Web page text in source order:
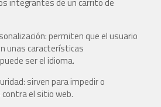
permiten que el usuario
unas características
ser el idioma.
sirven para impedir o
el sitio web.